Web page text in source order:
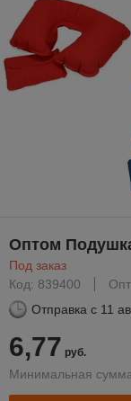
Оптом
Под заказ
Код: 839400
Отправка с 11
6,77 руб.
Минимальная